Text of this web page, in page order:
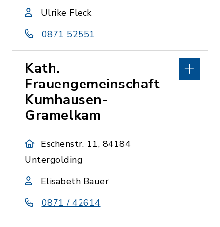
Ulrike Fleck
0871 52551
Kath.
Frauengemeinschaft
Kumhausen-
Gramelkam
Eschenstr. 11, 84184
Untergolding
Elisabeth Bauer
0871 / 42614